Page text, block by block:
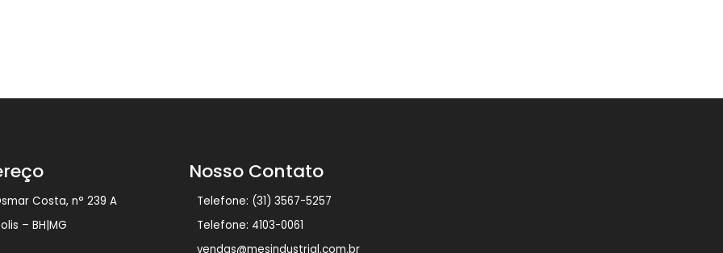
Costa, n° 239 A
– BH|MG
Nosso Contato
Telefone: (31) 3567-5257
Telefone: 4103-0061
vendas@mesindustrial.com.br